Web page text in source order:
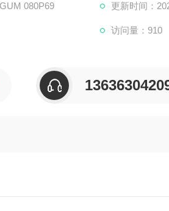
080P69
更新时间：
访问量：910